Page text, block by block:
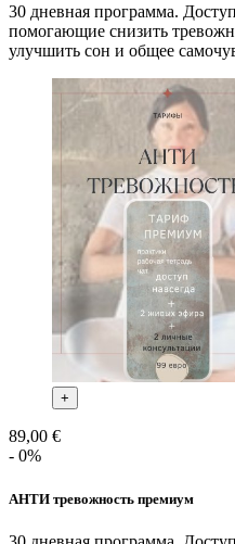
30 дневная программа.
помогающие снизить
улучшить сон и общее
+
89,00 €
- 0%
АНТИ тревожность премиум